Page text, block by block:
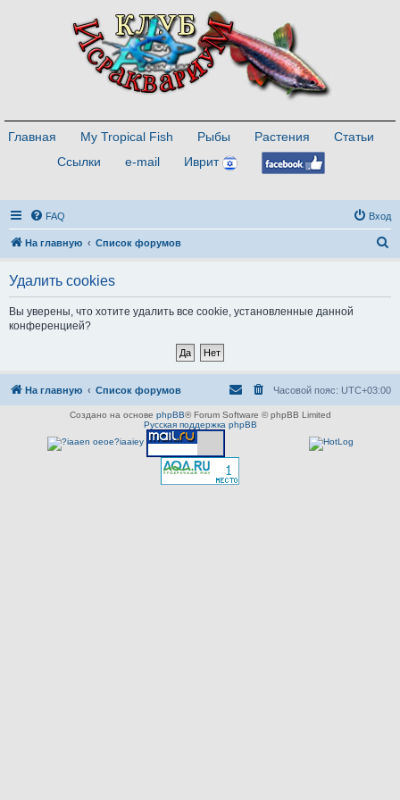
Главная My Tropical Fish Рыбы Растения
Статьи
Ссылки
e-mail Иврит
FAQ Вход
На главную Список форумов
Удалить cookies
Вы уверены, что хотите удалить все cookie, установленные данной
конференцией?
На главную Список форумов Часовой пояс: UTC+03:00
Создано на основе phpBB® Forum Software © phpBB Limited
Русская поддержка phpBB